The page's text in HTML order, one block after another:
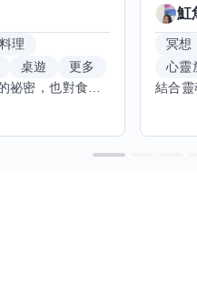
理
桌遊
更多
喜歡在廚房裡探索各種中式料理的祕密，也對食材的挑選和搭配充滿熱情。平常生活裡，簡餐料理是我的拿手好戲，讓人輕鬆又滿足。最近開始對手繪、攝影和影片剪輯有濃厚興趣，想找伙伴一起學習交換技能，互相激盪創意！希望能和你一起開心成長，分享不只是技術，更是快樂和靈感的碰撞。
魟
冥想
心靈